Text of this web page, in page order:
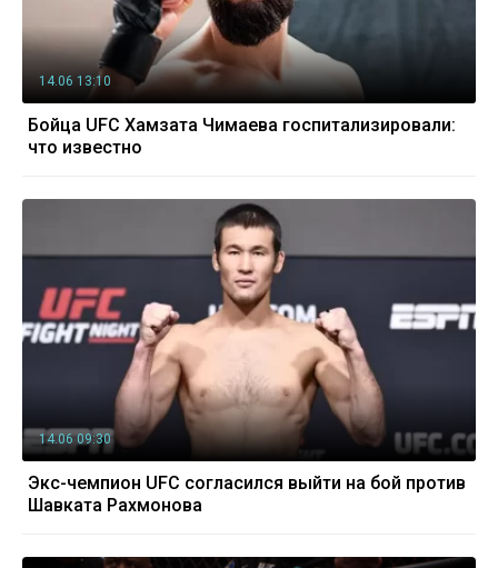
14.06 13:10
Бойца UFC Хамзата Чимаева госпитализировали:
что известно
14.06 09:30
Экс-чемпион UFC согласился выйти на бой против
Шавката Рахмонова